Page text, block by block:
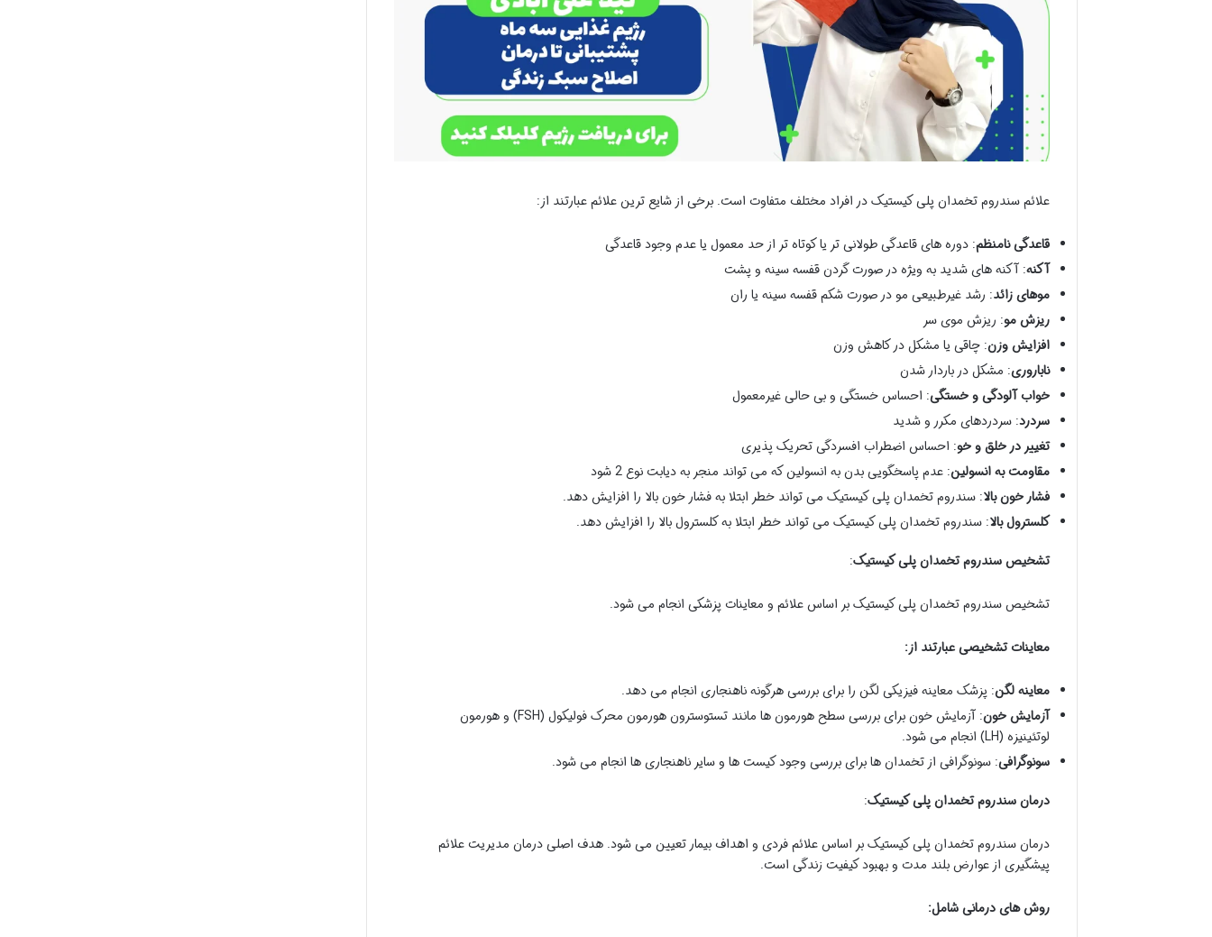
علائم سندروم تخمدان پلی کیستیک در افراد مختلف متفاوت است. برخی از شایع ترین علائم عبارتند از:
قاعدگی نامنظم: دوره های قاعدگی طولانی تر یا کوتاه تر از حد معمول یا عدم وجود قاعدگی
آکنه: آکنه های شدید به ویژه در صورت گردن قفسه سینه و پشت
موهای زائد: رشد غیرطبیعی مو در صورت شکم قفسه سینه یا ران
ریزش مو: ریزش موی سر
افزایش وزن: چاقی یا مشکل در کاهش وزن
ناباروری: مشکل در باردار شدن
خواب آلودگی و خستگی: احساس خستگی و بی حالی غیرمعمول
سردرد: سردردهای مکرر و شدید
تغییر در خلق و خو: احساس اضطراب افسردگی تحریک پذیری
مقاومت به انسولین: عدم پاسخگویی بدن به انسولین که می تواند منجر به دیابت نوع 2 شود
فشار خون بالا: سندروم تخمدان پلی کیستیک می تواند خطر ابتلا به فشار خون بالا را افزایش دهد.
کلسترول بالا: سندروم تخمدان پلی کیستیک می تواند خطر ابتلا به کلسترول بالا را افزایش دهد.
تشخیص سندروم تخمدان پلی کیستیک:
تشخیص سندروم تخمدان پلی کیستیک بر اساس علائم و معاینات پزشکی انجام می شود.
معاینات تشخیصی عبارتند از:
معاینه لگن: پزشک معاینه فیزیکی لگن را برای بررسی هرگونه ناهنجاری انجام می دهد.
آزمایش خون
: آزمایش خون برای بررسی سطح هورمون ها مانند تستوسترون هورمون محرک فولیکول (FSH) و هورمون
لوتئینیزه (LH) انجام می شود.
سونوگرافی: سونوگرافی از تخمدان ها برای بررسی وجود کیست ها و سایر ناهنجاری ها انجام می شود.
درمان سندروم تخمدان پلی کیستیک:
درمان سندروم تخمدان پلی کیستیک بر اساس علائم فردی و اهداف بیمار تعیین می شود. هدف اصلی درمان مدیریت علائم
پیشگیری از عوارض بلند مدت و بهبود کیفیت زندگی است.
روش های درمانی شامل: